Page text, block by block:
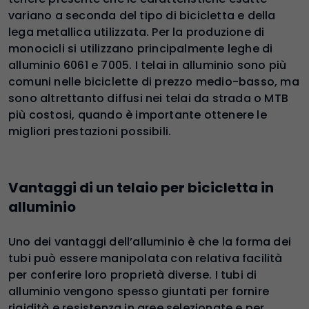
variano a seconda del tipo di bicicletta e della
lega metallica utilizzata. Per la produzione di
monocicli si utilizzano principalmente leghe di
alluminio 6061 e 7005. I telai in alluminio sono più
comuni nelle biciclette di prezzo medio-basso, ma
sono altrettanto diffusi nei telai da strada o MTB
più costosi, quando è importante ottenere le
migliori prestazioni possibili.
Vantaggi di un telaio per bicicletta in
alluminio
Uno dei vantaggi dell’alluminio è che la forma dei
tubi può essere manipolata con relativa facilità
per conferire loro proprietà diverse. I tubi di
alluminio vengono spesso giuntati per fornire